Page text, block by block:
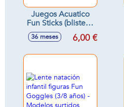
Juegos Acuatico
Fun Sticks (blister 5
piezas)
36 meses 6,00 €